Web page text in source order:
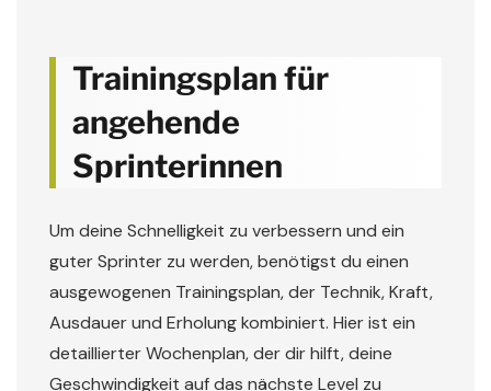
Trainingsplan für
angehende
Sprinterinnen
Um deine Schnelligkeit zu verbessern und ein
guter Sprinter zu werden, benötigst du einen
ausgewogenen Trainingsplan, der Technik, Kraft,
Ausdauer und Erholung kombiniert. Hier ist ein
detaillierter Wochenplan, der dir hilft, deine
Geschwindigkeit auf das nächste Level zu